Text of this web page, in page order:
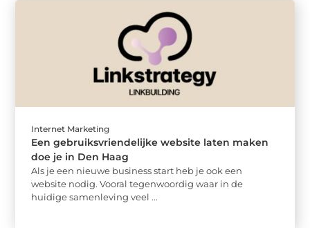
Internet Marketing
Een gebruiksvriendelijke website laten maken
doe je in Den Haag
Als je een nieuwe business start heb je ook een
website nodig. Vooral tegenwoordig waar in de
huidige samenleving veel ...